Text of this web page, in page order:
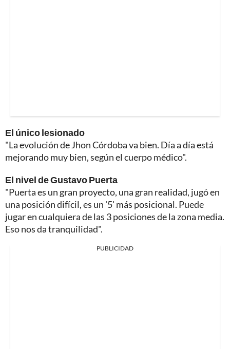
El único lesionado
"La evolución de Jhon Córdoba va bien. Día a día está
mejorando muy bien, según el cuerpo médico".
El nivel de Gustavo Puerta
"Puerta es un gran proyecto, una gran realidad, jugó en
una posición difícil, es un '5' más posicional. Puede
jugar en cualquiera de las 3 posiciones de la zona media.
Eso nos da tranquilidad".
PUBLICIDAD